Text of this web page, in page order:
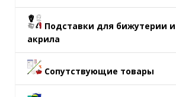
Подставки для бижутерии
акрила
Сопутствующие товары